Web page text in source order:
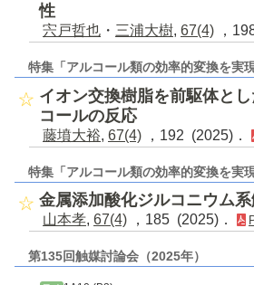
性
宍戸哲也 ・ 三浦大樹, 67(4) ，
特集「アルコール類の効率的変換を実
イオン交換樹脂を前駆体と
コールの反応
藤墳大裕, 67(4) ，192 (2025)．
特集「アルコール類の効率的変換を実
金属添加酸化ジルコニウム
山本孝, 67(4) ，185 (2025)．
第135回触媒討論会（2025年）